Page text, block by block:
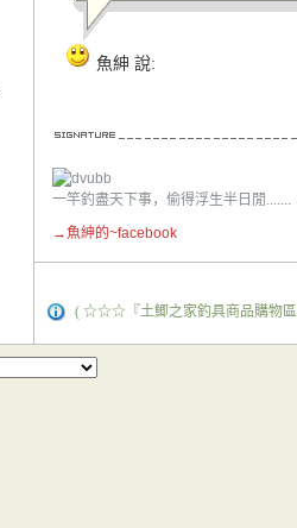
魚紳 說:
一竿釣盡天下事，偷得浮生半日閒.......
→魚紳的~facebook
( ☆☆☆『土鯽之家釣具商品購物